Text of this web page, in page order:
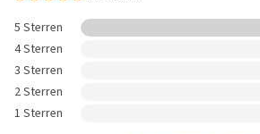
5 Sterren
4 Sterren
3 Sterren
2 Sterren
1 Sterren